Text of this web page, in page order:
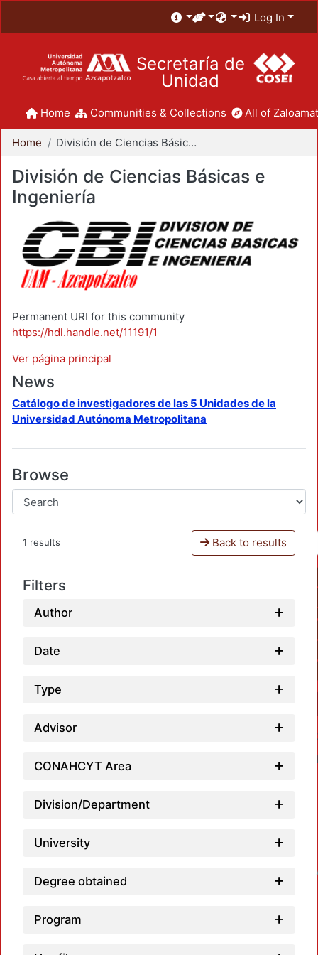
Log In
Secretaría de
Unidad
Home Communities & Collections All of
Home División de Ciencias Básicas e Ingeniería
División de Ciencias Básicas e
Ingeniería
Permanent URI for this community
https://hdl.handle.net/11191/1
Ver página principal
News
Catálogo de investigadores de las 5 Unidades de la
Universidad Autónoma Metropolitana
Browse
1 results Back to results
Filters
Author
Date
Type
Advisor
CONAHCYT Area
Division/Department
University
Degree obtained
Program